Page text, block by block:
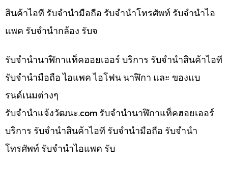
สินค้าไอที รับจำนำมือถือ รับจำนำโทรศัพท์ รับจำนำไอ
แพค รับจำนำกล้อง รับจ
รับจำนำนาฬิกาแท็คฮอยเออร์ บริการ รับจำนำสินค้าไอที
รับจำนำมือถือ ไอแพค ไอโฟน นาฬิกา และ ของแบ
รนด์เนมต่างๆ
รับจํานําแจ้งวัฒนะ.com รับจำนำนาฬิกาแท็คฮอยเออร์
บริการ รับจำนำสินค้าไอที รับจำนำมือถือ รับจำนำ
โทรศัพท์ รับจำนำไอแพค รับ